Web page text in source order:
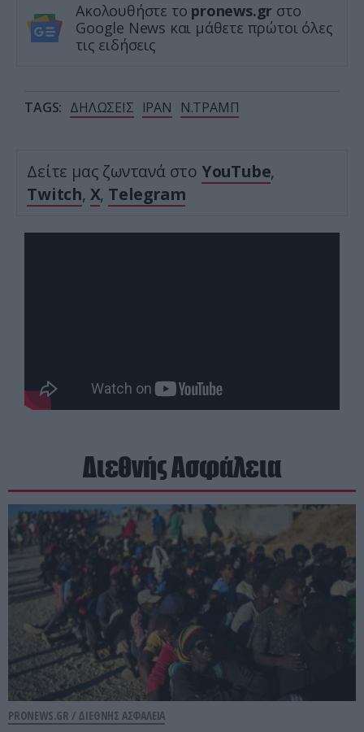
Ακολουθήστε το pronews.gr στο
Google News και μάθετε πρώτοι όλες
τις ειδήσεις
TAGS: ΔΗΛΩΣΕΙΣ ΙΡΑΝ Ν.ΤΡΑΜΠ
Δείτε μας ζωντανά στο YouTube,
Twitch, X, Telegram
Διεθνής Ασφάλεια
PRONEWS.GR / ΔΙΕΘΝΗΣ ΑΣΦΑΛΕΙΑ